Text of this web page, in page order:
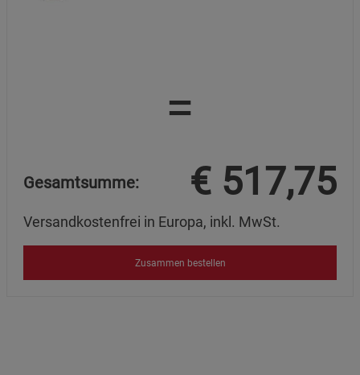
=
Gesamtsumme: € 517,75
Versandkostenfrei in Europa, inkl. MwSt.
Zusammen bestellen